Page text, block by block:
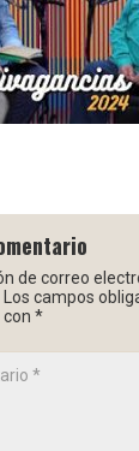
de correo
Los campos
*